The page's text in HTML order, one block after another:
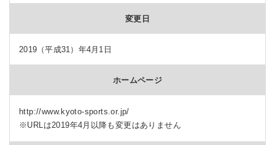
変更日
2019（平成31）年4月1日
ホームページ
http://www.kyoto-sports.or.jp/
※URLは2019年4月以降も変更はありません